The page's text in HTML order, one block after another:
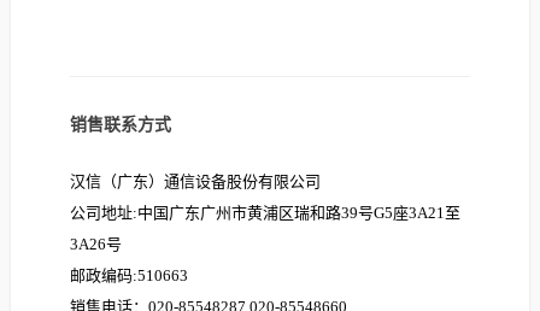
销售联系方式
汉信（广东）通信设备股份有限公司
公司地址:中国广东广州市黄浦区瑞和路39号G5座3A21至
3A26号
邮政编码:510663
销售电话：020-85548287 020-85548660